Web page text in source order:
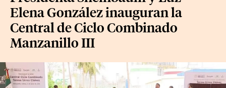
Elena González inauguran la
Central de Ciclo Combinado
Manzanillo III